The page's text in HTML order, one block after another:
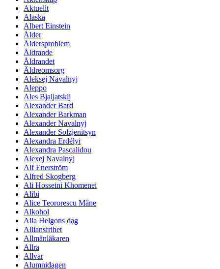
Aktuellt
Alaska
Albert Einstein
Ålder
Åldersproblem
Åldrande
Åldrandet
Äldreomsorg
Aleksej Navalnyj
Aleppo
Ales Bjaljatskij
Alexander Bard
Alexander Barkman
Alexander Navalnyj
Alexander Solzjenitsyn
Alexandra Erdélyi
Alexandra Pascalidou
Alexej Navalnyj
Alf Enerström
Alfred Skogberg
Ali Hosseini Khomenei
Alibi
Alice Teororescu Måne
Alkohol
Alla Helgons dag
Alliansfrihet
Allmänläkaren
Allra
Allvar
Alumnidagen